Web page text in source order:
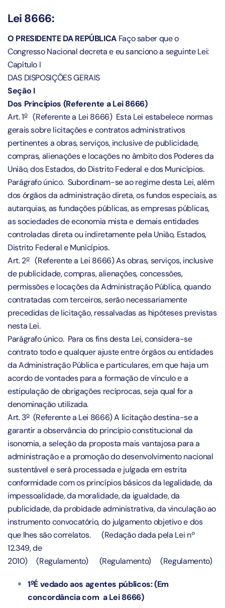
Lei 8666:
O PRESIDENTE DA REPÚBLICA Faço saber que o
Congresso Nacional decreta e eu sanciono a seguinte Lei:
Capítulo I
DAS DISPOSIÇÕES GERAIS
Seção I
Dos Princípios (Referente a Lei 8666)
Art. 1o(Referente a Lei 8666) Esta Lei estabelece normas
gerais sobre licitações e contratos administrativos
pertinentes a obras, serviços, inclusive de publicidade,
compras, alienações e locações no âmbito dos Poderes da
União, dos Estados, do Distrito Federal e dos Municípios.
Parágrafo único. Subordinam-se ao regime desta Lei, além
dos órgãos da administração direta, os fundos especiais, as
autarquias, as fundações públicas, as empresas públicas,
as sociedades de economia mista e demais entidades
controladas direta ou indiretamente pela União, Estados,
Distrito Federal e Municípios.
Art. 2o(Referente a Lei 8666) As obras, serviços, inclusive
de publicidade, compras, alienações, concessões,
permissões e locações da Administração Pública, quando
contratadas com terceiros, serão necessariamente
precedidas de licitação, ressalvadas as hipóteses previstas
nesta Lei.
Parágrafo único. Para os fins desta Lei, considera-se
contrato todo e qualquer ajuste entre órgãos ou entidades
da Administração Pública e particulares, em que haja um
acordo de vontades para a formação de vínculo e a
estipulação de obrigações recíprocas, seja qual for a
denominação utilizada.
Art. 3o(Referente a Lei 8666) A licitação destina-se a
garantir a observância do princípio constitucional da
isonomia, a seleção da proposta mais vantajosa para a
administração e a promoção do desenvolvimento nacional
sustentável e será processada e julgada em estrita
conformidade com os princípios básicos da legalidade, da
impessoalidade, da moralidade, da igualdade, da
publicidade, da probidade administrativa, da vinculação ao
instrumento convocatório, do julgamento objetivo e dos
que lhes são correlatos.(Redação dada pela Lei nº
12.349, de
2010)
(Regulamento) (Regulamento) (Regulamento)
1oÉ vedado aos agentes públicos: (Em
concordância com a Lei 8666)